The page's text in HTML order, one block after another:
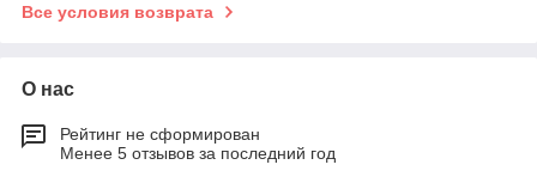
Все условия возврата
О нас
Рейтинг не сформирован
Менее 5 отзывов за последний год